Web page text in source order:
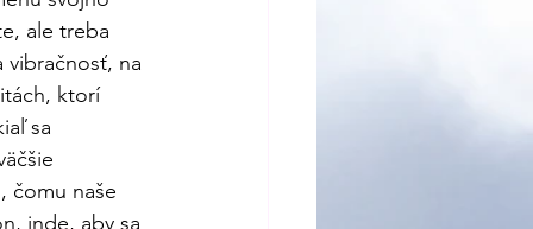
ale treba
na
ktorí
sa
čomu naše
inde, aby sa